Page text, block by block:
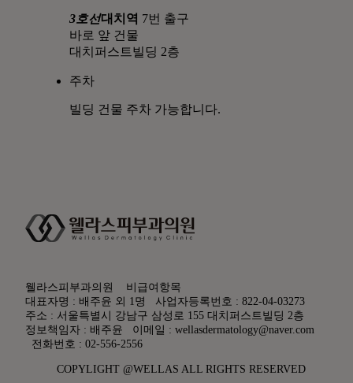
3호선대치역 7번 출구
바로 앞 건물
대치퍼스트빌딩 2층
주차
빌딩 건물 주차 가능합니다.
웰라스피부과의원
비급여항목
대표자명 : 배주윤 외 1명
사업자등록번호 : 822-04-03273
주소 : 서울특별시 강남구 삼성로 155 대치퍼스트빌딩 2층
정보책임자 : 배주윤
이메일 : wellasdermatology@naver.com
전화번호 : 02-556-2556
COPYLIGHT @WELLAS ALL RIGHTS RESERVED